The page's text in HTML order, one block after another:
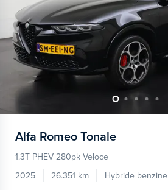
Alfa Romeo Tonale
1.3T PHEV 280pk Veloce
2025
26.351 km Hybride benzine